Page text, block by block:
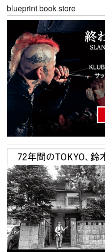
blueprint book store